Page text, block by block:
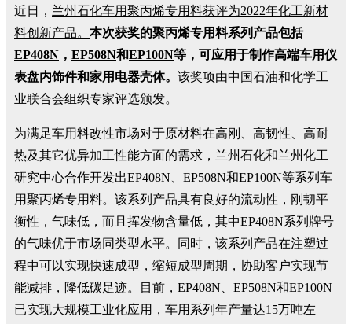
近日， 兰州石化车用聚丙烯专用料获评为2022年化工新材
料创新产品。 本次获奖的聚丙烯专用料系列产品包括
EP408N ， EP508N和EP100N等，可应用于制作高端车用仪
表盘内饰件和家用电器壳体。 该奖项由中国石油和化学工
业联合会组织专家评选颁发。
为满足车用料改性市场对于原材料在高刚、高韧性、高耐
热及其它优异加工性能方面的需求，兰州石化和兰州化工
研究中心合作开发出EP408N、EP508N和EP100N等系列车
用聚丙烯专用料。该系列产品具有良好的流动性，刚韧平
衡性，气味低，而且挥发物含量低，其中EP408N系列牌号
的气味优于市场同类型水平。同时，该系列产品在注塑过
程中可以实现快速成型，缩短成型周期，协助客户实现节
能减排，降低碳足迹。目前，EP408N、EP508N和EP100N
已实现大规模工业化应用，车用系列年产量达15万吨左